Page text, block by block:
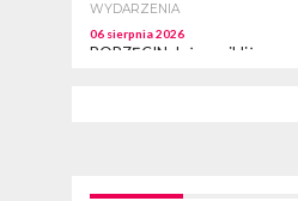
WYDARZENIA
06 sierpnia 2026
BORZĘCIN. Już w najbliższy